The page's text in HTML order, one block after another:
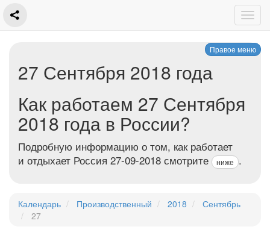
Правое меню
27 Сентября 2018 года
Как работаем 27 Сентября
2018 года в России?
Подробную информацию о том, как работает
и отдыхает Россия 27-09-2018 смотрите
ниже .
Календарь Производственный 2018
Сентябрь
27